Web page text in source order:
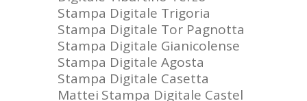
Stampa Digitale Trigoria
Stampa Digitale Tor Pagnotta
Stampa Digitale Gianicolense
Stampa Digitale Agosta
Stampa Digitale Casetta
Mattei Stampa Digitale Castel